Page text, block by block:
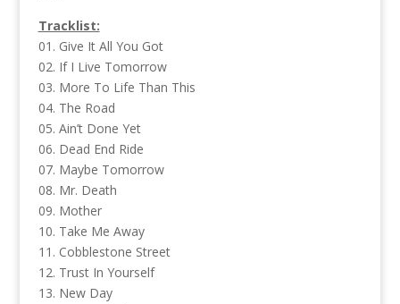
Tracklist:
01. Give It All You Got
02. If I Live Tomorrow
03. More To Life Than This
04. The Road
05. Ain’t Done Yet
06. Dead End Ride
07. Maybe Tomorrow
08. Mr. Death
09. Mother
10. Take Me Away
11. Cobblestone Street
12. Trust In Yourself
13. New Day